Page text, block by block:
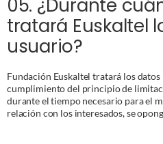
Plazo de conservación
Mientras no solicites la
Plazo de conservación
Especificados en la política de
Plazo de conservación
Los descritos en la política de
05. ¿Durante
tratará Euskaltel
usuario?
Fundación Euskaltel tratará los datos
cumplimiento del principio de
durante el tiempo necesario para el
relación con los interesados, se